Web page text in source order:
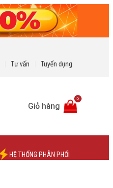
Tư vấn Tuyển dụng
0
Giỏ hàng
HỆ THỐNG PHÂN PHỐI